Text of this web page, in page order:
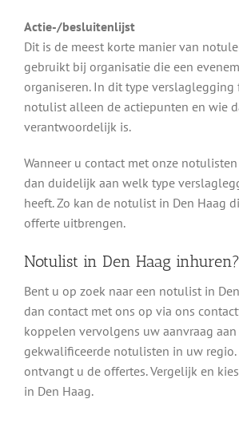
Actie-/besluitenlijst
Dit is de meest korte manier van
gebruikt bij organisatie die een
organiseren. In dit type
notulist alleen de actiepunten en wie
verantwoordelijk is.
Wanneer u contact met onze
dan duidelijk aan welk type
heeft. Zo kan de notulist in Den Haag
offerte uitbrengen.
Notulist in Den Haag inhuren?
Bent u op zoek naar een notulist in
dan contact met ons op via ons
koppelen vervolgens uw aanvraag
gekwalificeerde notulisten in uw
ontvangt u de offertes. Vergelijk en
in Den Haag.